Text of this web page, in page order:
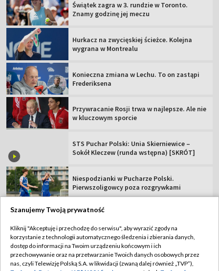
Świątek zagra w 3. rundzie w Toronto.
Znamy godzinę jej meczu
Hurkacz na zwycięskiej ścieżce. Kolejna
wygrana w Montrealu
Konieczna zmiana w Lechu. To on zastąpi
Frederiksena
Przywracanie Rosji trwa w najlepsze. Ale nie
w kluczowym sporcie
STS Puchar Polski: Unia Skierniewice –
Sokół Kleczew (runda wstępna) [SKRÓT]
Niespodzianki w Pucharze Polski.
Pierwszoligowcy poza rozgrywkami
TVP
Abonament TVP
Regulamin TVP
Szanujemy Twoją prywatność
Kliknij "Akceptuję i przechodzę do serwisu", aby wyrazić zgody na
korzystanie z technologii automatycznego śledzenia i zbierania danych,
dostęp do informacji na Twoim urządzeniu końcowym i ich
przechowywanie oraz na przetwarzanie Twoich danych osobowych przez
nas, czyli Telewizję Polską S.A. w likwidacji (zwaną dalej również „TVP”),